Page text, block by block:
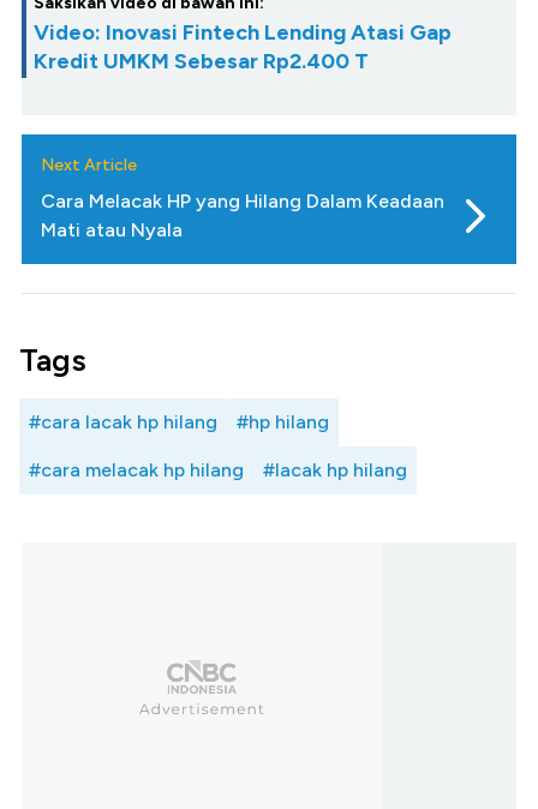
Video: Inovasi Fintech Lending Atasi Gap
Kredit UMKM Sebesar Rp2.400 T
Next Article
Cara Melacak HP yang Hilang Dalam Keadaan
Mati atau Nyala
Tags
#cara lacak hp hilang #hp hilang
#cara melacak hp hilang #lacak hp hilang